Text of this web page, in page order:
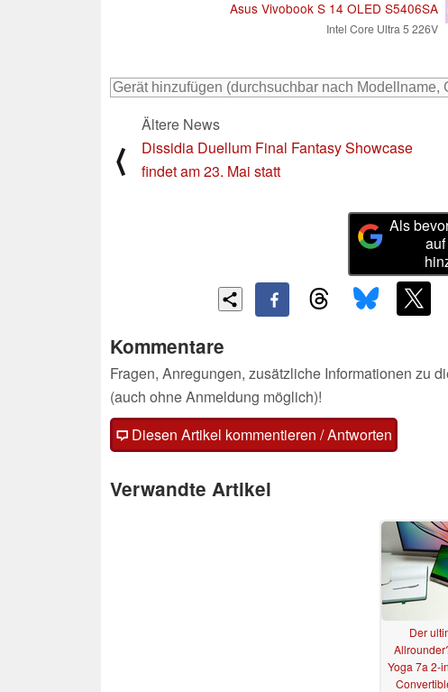
Asus Vivobook S 14 OLED S5406SA
Intel Core Ultra 5 226V
⟨
Ältere News
Dissidia Duellum Final Fantasy Showcase
findet am 23. Mai statt
Als
Kommentare
Fragen, Anregungen, zusätzliche Informationen zu
(auch ohne Anmeldung möglich)!
Diesen Artikel kommentieren / Antworten
Verwandte Artikel
Der
Yoga 7a 2-